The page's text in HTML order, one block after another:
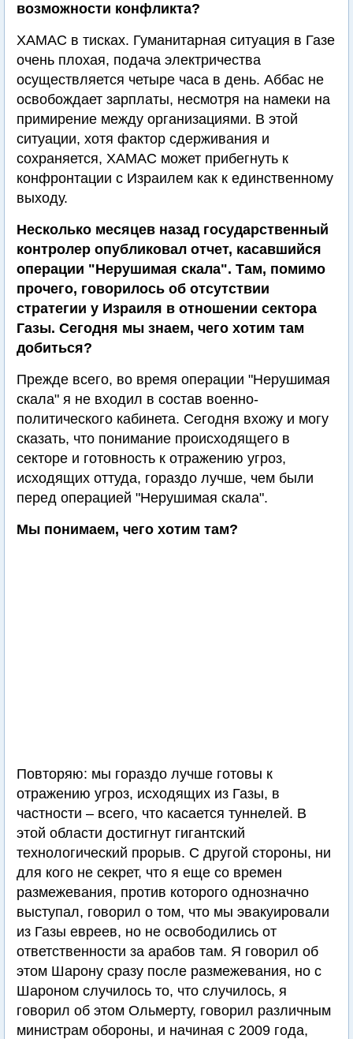
возможности конфликта?
ХАМАС в тисках. Гуманитарная ситуация в Газе
очень плохая, подача электричества
осуществляется четыре часа в день. Аббас не
освобождает зарплаты, несмотря на намеки на
примирение между организациями. В этой
ситуации, хотя фактор сдерживания и
сохраняется, ХАМАС может прибегнуть к
конфронтации с Израилем как к единственному
выходу.
Несколько месяцев назад государственный
контролер опубликовал отчет, касавшийся
операции "Нерушимая скала". Там, помимо
прочего, говорилось об отсутствии
стратегии у Израиля в отношении сектора
Газы. Сегодня мы знаем, чего хотим там
добиться?
Прежде всего, во время операции "Нерушимая
скала" я не входил в состав военно-
политического кабинета. Сегодня вхожу и могу
сказать, что понимание происходящего в
секторе и готовность к отражению угроз,
исходящих оттуда, гораздо лучше, чем были
перед операцией "Нерушимая скала".
Мы понимаем, чего хотим там?
Повторяю: мы гораздо лучше готовы к
отражению угроз, исходящих из Газы, в
частности – всего, что касается туннелей. В
этой области достигнут гигантский
технологический прорыв. С другой стороны, ни
для кого не секрет, что я еще со времен
размежевания, против которого однозначно
выступал, говорил о том, что мы эвакуировали
из Газы евреев, но не освободились от
ответственности за арабов там. Я говорил об
этом Шарону сразу после размежевания, но с
Шароном случилось то, что случилось, я
говорил об этом Ольмерту, говорил различным
министрам обороны, и начиная с 2009 года,